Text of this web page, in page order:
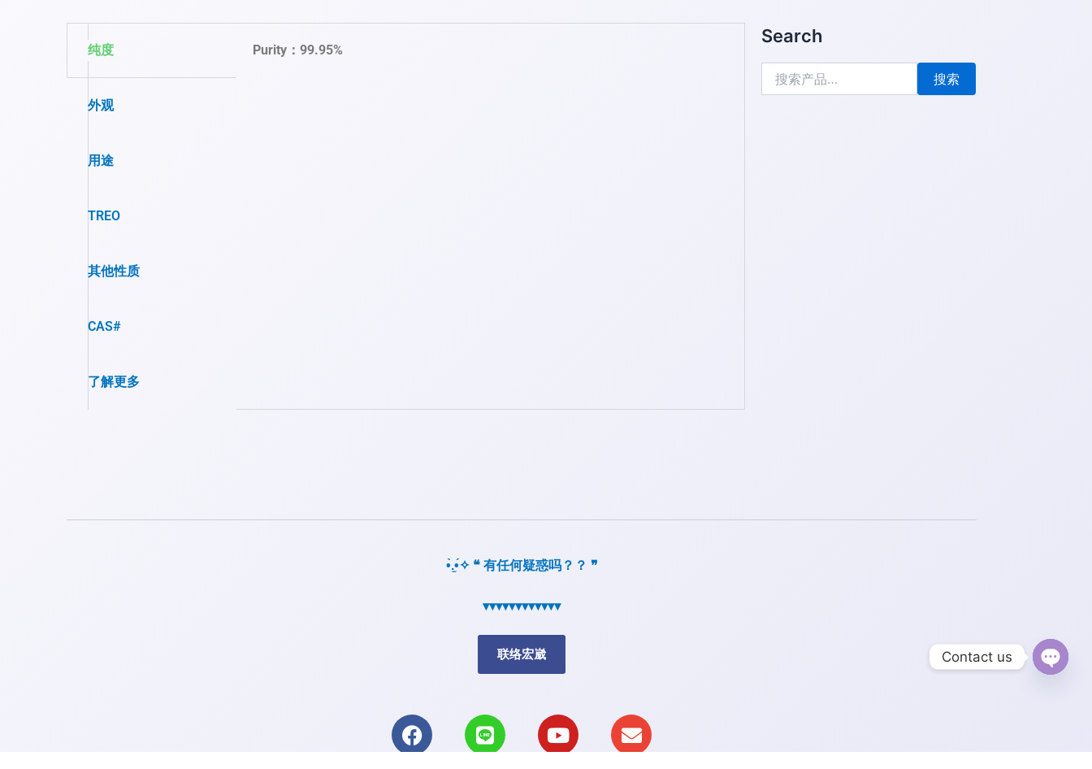
纯度
外观
用途
TREO
其他性质
CAS#
了解更多
Purity：99.95%
Search
搜
索：
搜索
•̀.̫•́✧ ❝ 有任何疑惑吗？？ ❞
▾▾▾▾▾▾▾▾▾▾▾▾
联络宏崴
a
c
i
n
o
u
n
v
Contact us